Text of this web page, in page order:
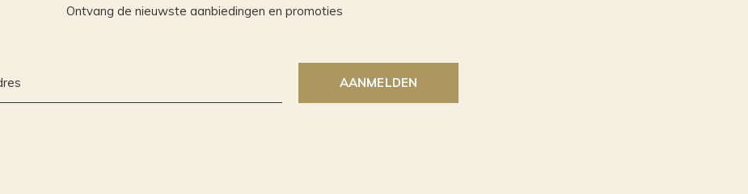
Ontvang de nieuwste aanbiedingen en promoties
AANMELDEN